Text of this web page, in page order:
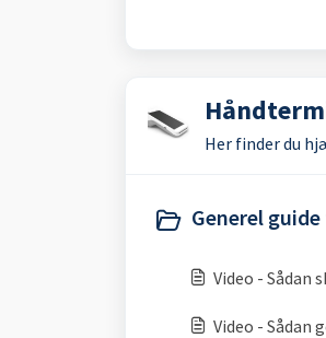
Her finder du
Generel
Video - Sådan
Video - Sådan